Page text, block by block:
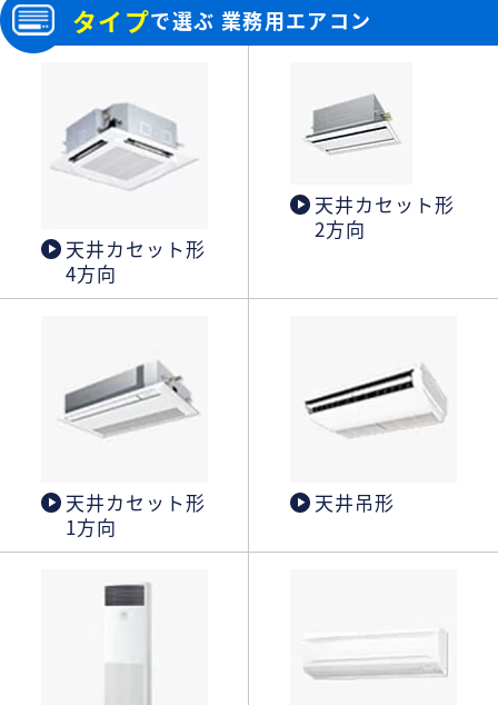
タイプで選ぶ 業務用エアコン
天井カセット形
4方向
天井カセット形
2方向
天井カセット形
1方向
天井吊形